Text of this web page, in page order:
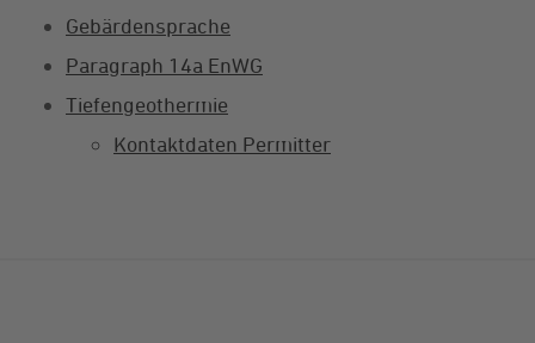
Gebärdensprache
Paragraph 14a EnWG
Tiefengeothermie
Kontaktdaten Permitter